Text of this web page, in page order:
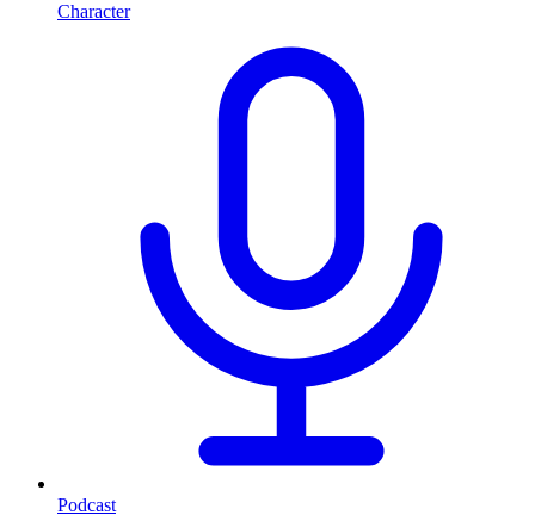
Character
Podcast